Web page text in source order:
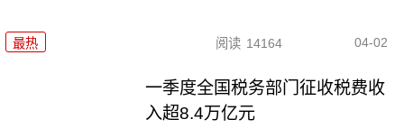
最热 阅读 14164 04-02
一季度全国税务部门征收税费收
入超8.4万亿元